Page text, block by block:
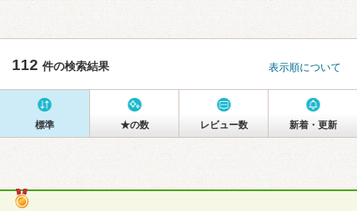
112 件の検索結果 表示順について
標準 ★の数 レビュー数 新着・更新